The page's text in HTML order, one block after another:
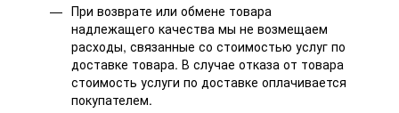
При возврате или обмене товара
надлежащего качества мы не возмещаем
расходы, связанные со стоимостью услуг по
доставке товара. В случае отказа от товара
стоимость услуги по доставке оплачивается
покупателем.